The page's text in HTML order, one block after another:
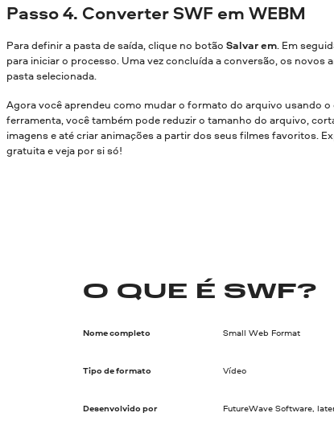
Passo 4. Converter SWF em WEBM
Para definir a pasta de saída, clique no botão Salvar em. Em
para iniciar o processo. Uma vez concluída a conversão, os novos
pasta selecionada.
Agora você aprendeu como mudar o formato do arquivo usando
ferramenta, você também pode reduzir o tamanho do arquivo,
imagens e até criar animações a partir dos seus filmes favoritos.
gratuita e veja por si só!
O QUE É SWF?
Nome completo Small Web Format
Tipo de formato Vídeo
Desenvolvido por FutureWave Software,